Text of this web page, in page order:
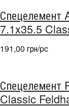
7.1x35.5
191,00 грн/pc
Classic